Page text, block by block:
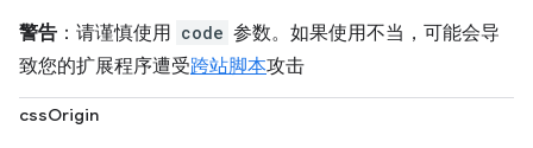
警告 ：请谨慎使用 code 参数。如果使用不当，可能会导
致您的扩展程序遭受跨站脚本攻击
cssOrigin